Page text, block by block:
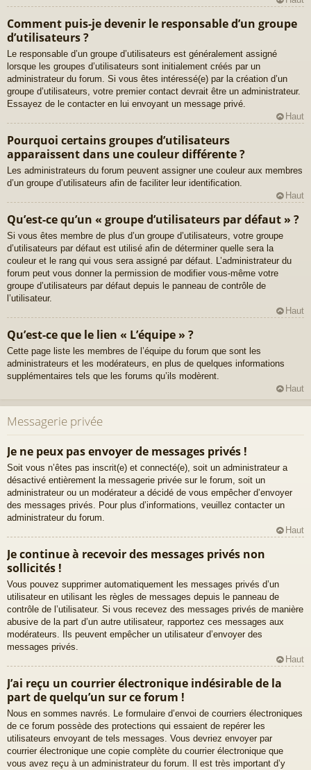
Comment puis-je devenir le responsable d’un groupe
d’utilisateurs ?
Le responsable d’un groupe d’utilisateurs est généralement assigné
lorsque les groupes d’utilisateurs sont initialement créés par un
administrateur du forum. Si vous êtes intéressé(e) par la création d’un
groupe d’utilisateurs, votre premier contact devrait être un administrateur.
Essayez de le contacter en lui envoyant un message privé.
Haut
Pourquoi certains groupes d’utilisateurs
apparaissent dans une couleur différente ?
Les administrateurs du forum peuvent assigner une couleur aux membres
d’un groupe d’utilisateurs afin de faciliter leur identification.
Haut
Qu’est-ce qu’un « groupe d’utilisateurs par défaut » ?
Si vous êtes membre de plus d’un groupe d’utilisateurs, votre groupe
d’utilisateurs par défaut est utilisé afin de déterminer quelle sera la
couleur et le rang qui vous sera assigné par défaut. L’administrateur du
forum peut vous donner la permission de modifier vous-même votre
groupe d’utilisateurs par défaut depuis le panneau de contrôle de
l’utilisateur.
Haut
Qu’est-ce que le lien « L’équipe » ?
Cette page liste les membres de l’équipe du forum que sont les
administrateurs et les modérateurs, en plus de quelques informations
supplémentaires tels que les forums qu’ils modèrent.
Haut
Messagerie privée
Je ne peux pas envoyer de messages privés !
Soit vous n’êtes pas inscrit(e) et connecté(e), soit un administrateur a
désactivé entièrement la messagerie privée sur le forum, soit un
administrateur ou un modérateur a décidé de vous empêcher d’envoyer
des messages privés. Pour plus d’informations, veuillez contacter un
administrateur du forum.
Haut
Je continue à recevoir des messages privés non
sollicités !
Vous pouvez supprimer automatiquement les messages privés d’un
utilisateur en utilisant les règles de messages depuis le panneau de
contrôle de l’utilisateur. Si vous recevez des messages privés de manière
abusive de la part d’un autre utilisateur, rapportez ces messages aux
modérateurs. Ils peuvent empêcher un utilisateur d’envoyer des
messages privés.
Haut
J’ai reçu un courrier électronique indésirable de la
part de quelqu’un sur ce forum !
Nous en sommes navrés. Le formulaire d’envoi de courriers électroniques
de ce forum possède des protections qui essaient de repérer les
utilisateurs envoyant de tels messages. Vous devriez envoyer par
courrier électronique une copie complète du courrier électronique que
vous avez reçu à un administrateur du forum. Il est très important d’y